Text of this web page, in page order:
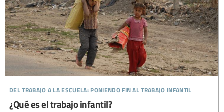
del trabajo a la escuela: poniendo fin al trabajo infantil
¿Qué es el trabajo infantil?